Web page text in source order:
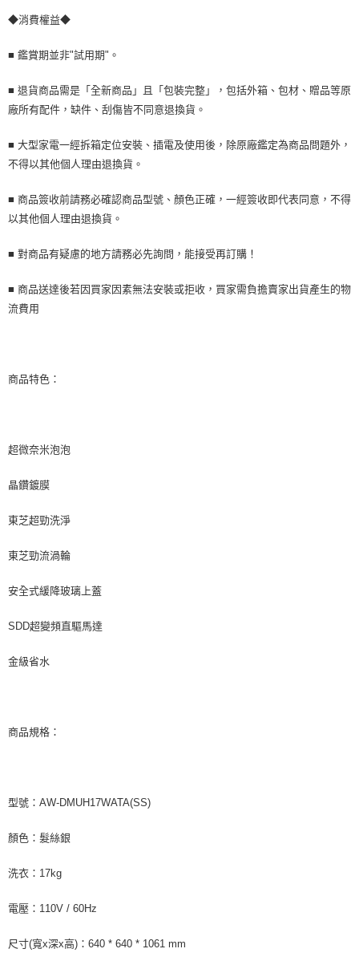
◆消費權益◆
■ 鑑賞期並非"試用期"。
■ 退貨商品需是「全新商品」且「包裝完整」，包括外箱、包材、贈品等原
廠所有配件，缺件、刮傷皆不同意退換貨。
■ 大型家電一經拆箱定位安裝、插電及使用後，除原廠鑑定為商品問題外，
不得以其他個人理由退換貨。
■ 商品簽收前請務必確認商品型號、顏色正確，一經簽收即代表同意，不得
以其他個人理由退換貨。
■ 對商品有疑慮的地方請務必先詢問，能接受再訂購！
■ 商品送達後若因買家因素無法安裝或拒收，買家需負擔賣家出貨產生的物
流費用
商品特色：
超微奈米泡泡
晶鑽鍍膜
東芝超勁洗淨
東芝勁流渦輪
安全式緩降玻璃上蓋
SDD超變頻直驅馬達
金級省水
商品規格：
型號：AW-DMUH17WATA(SS)
顏色：髮絲銀
洗衣：17kg
電壓：110V / 60Hz
尺寸(寬x深x高)：640 * 640 * 1061 mm